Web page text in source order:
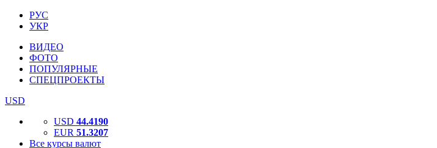
РУС
УКР
ВИДЕО
ФОТО
ПОПУЛЯРНЫЕ
СПЕЦПРОЕКТЫ
USD
USD 44.4190
EUR 51.3207
Все курсы валют